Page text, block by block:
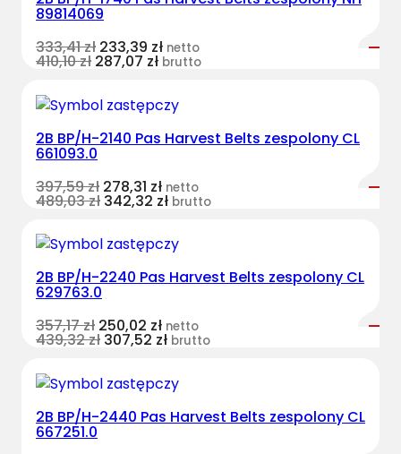
89814069
333,41zł 233,39 zł netto
410,10zł 287,07 zł brutto
2B BP/H-2140 Pas Harvest Belts zespolony CL
661093.0
397,59zł 278,31 zł netto
489,03zł 342,32 zł brutto
2B BP/H-2240 Pas Harvest Belts zespolony CL
629763.0
357,17zł 250,02 zł netto
439,32zł 307,52 zł brutto
2B BP/H-2440 Pas Harvest Belts zespolony CL
667251.0